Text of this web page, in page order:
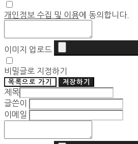
개인정보 수집 및 이용에 동의합니다.
이미지 업로드
비밀글로 지정하기
목록으로 가기 저장하기
제목
글쓴이
이메일